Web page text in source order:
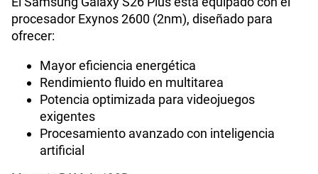
Además, integra mejoras en procesamiento de
imagen con funciones de Nightography impulsadas
por IA, permitiendo capturas más claras incluso en
condiciones de poca luz.
Rendimiento superior con Exynos 2600 de 2nm
El Samsung Galaxy S26 Plus está equipado con el
procesador Exynos 2600 (2nm), diseñado para
ofrecer: